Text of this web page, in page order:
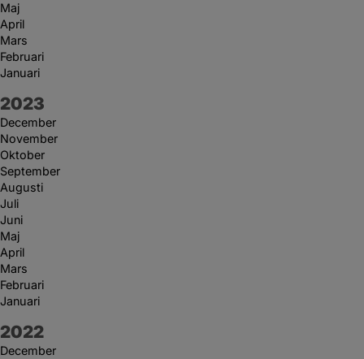
Maj
April
Mars
Februari
Januari
År:
2023
December
November
Oktober
September
Augusti
Juli
Juni
Maj
April
Mars
Februari
Januari
År:
2022
December